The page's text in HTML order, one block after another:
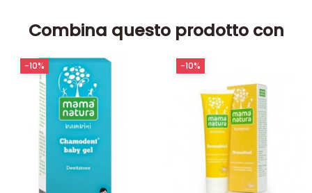
Combina questo prodotto con
-10% -10%